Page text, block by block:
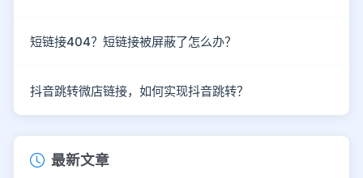
短链接404？短链接被屏蔽了怎么办？
抖音跳转微店链接，如何实现抖音跳转？
最新文章